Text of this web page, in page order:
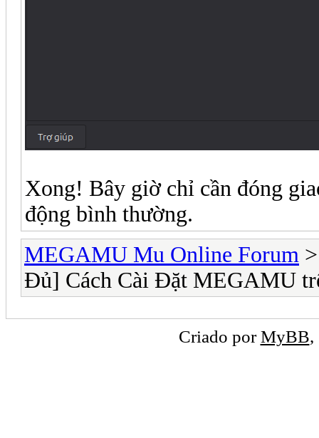
Xong! Bây giờ chỉ cần đóng
động bình thường.
MEGAMU Mu Online Forum
Đủ] Cách Cài Đặt MEGAMU
Criado porMyBB,